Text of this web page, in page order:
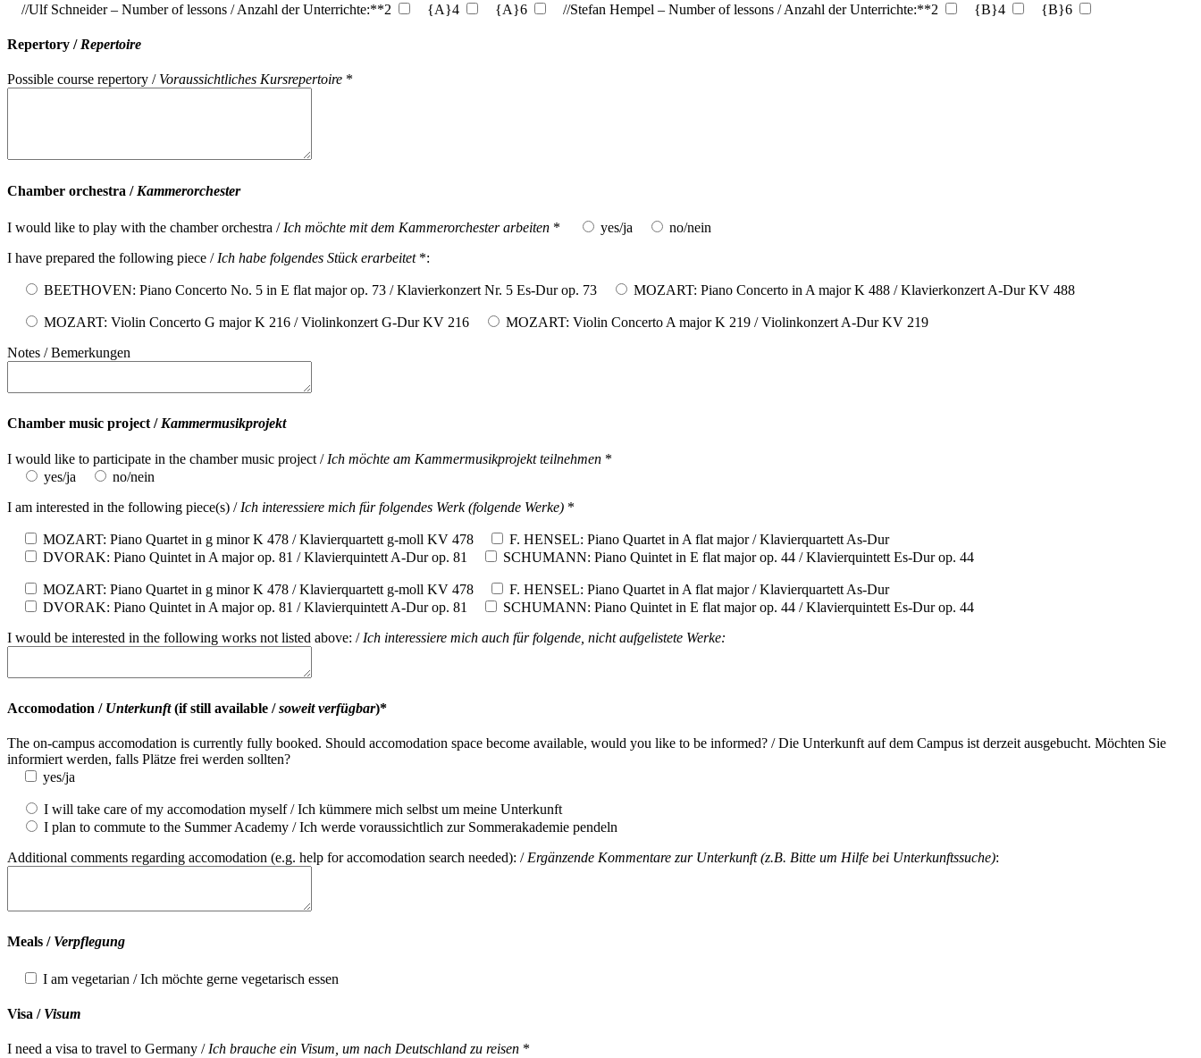
//Ulf Schneider – Number of lessons / Anzahl der Unterrichte:**2 {A}4 {A}6 //Stefan Hempel – Number of lessons / Anzahl der Unterrichte:**2 {B}4 {B}6
Repertory / Repertoire
Possible course repertory / Voraussichtliches Kursrepertoire *
Chamber orchestra / Kammerorchester
I would like to play with the chamber orchestra / Ich möchte mit dem Kammerorchester arbeiten * yes/ja
no/nein
I have prepared the following piece / Ich habe folgendes Stück erarbeitet*:
BEETHOVEN: Piano Concerto No. 5 in E flat major op. 73 / Klavierkonzert Nr. 5 Es-Dur op. 73 MOZART: Piano Concerto in A major K 488 / Klavierkonzert A-Dur KV 488
MOZART: Violin Concerto G major K 216 / Violinkonzert G-Dur KV 216
MOZART: Violin Concerto A major K 219 / Violinkonzert A-Dur KV 219
Notes / Bemerkungen
Chamber music project / Kammermusikprojekt
I would like to participate in the chamber music project / Ich möchte am Kammermusikprojekt teilnehmen *
yes/ja
no/nein
I am interested in the following piece(s) / Ich interessiere mich für folgendes Werk (folgende Werke) *
MOZART: Piano Quartet in g minor K 478 / Klavierquartett g-moll KV 478
F. HENSEL: Piano Quartet in A flat major / Klavierquartett As-Dur
DVORAK: Piano Quintet in A major op. 81 / Klavierquintett A-Dur op. 81
SCHUMANN: Piano Quintet in E flat major op. 44 / Klavierquintett Es-Dur op. 44
MOZART: Piano Quartet in g minor K 478 / Klavierquartett g-moll KV 478
F. HENSEL: Piano Quartet in A flat major / Klavierquartett As-Dur
DVORAK: Piano Quintet in A major op. 81 / Klavierquintett A-Dur op. 81
SCHUMANN: Piano Quintet in E flat major op. 44 / Klavierquintett Es-Dur op. 44
I would be interested in the following works not listed above: / Ich interessiere mich auch für folgende, nicht aufgelistete Werke:
Accomodation / Unterkunft(if still available /soweit verfügbar)*
The on-campus accomodation is currently fully booked. Should accomodation space become available, would you like to be informed? / Die Unterkunft auf dem Campus ist derzeit ausgebucht. Möchten Sie
informiert werden, falls Plätze frei werden sollten?
yes/ja
I will take care of my accomodation myself / Ich kümmere mich selbst um meine Unterkunft
I plan to commute to the Summer Academy / Ich werde voraussichtlich zur Sommerakademie pendeln
Additional comments regarding accomodation (e.g. help for accomodation search needed): / Ergänzende Kommentare zur Unterkunft (z.B. Bitte um Hilfe bei Unterkunftssuche):
Meals / Verpflegung
I am vegetarian / Ich möchte gerne vegetarisch essen
Visa / Visum
I need a visa to travel to Germany / Ich brauche ein Visum, um nach Deutschland zu reisen *